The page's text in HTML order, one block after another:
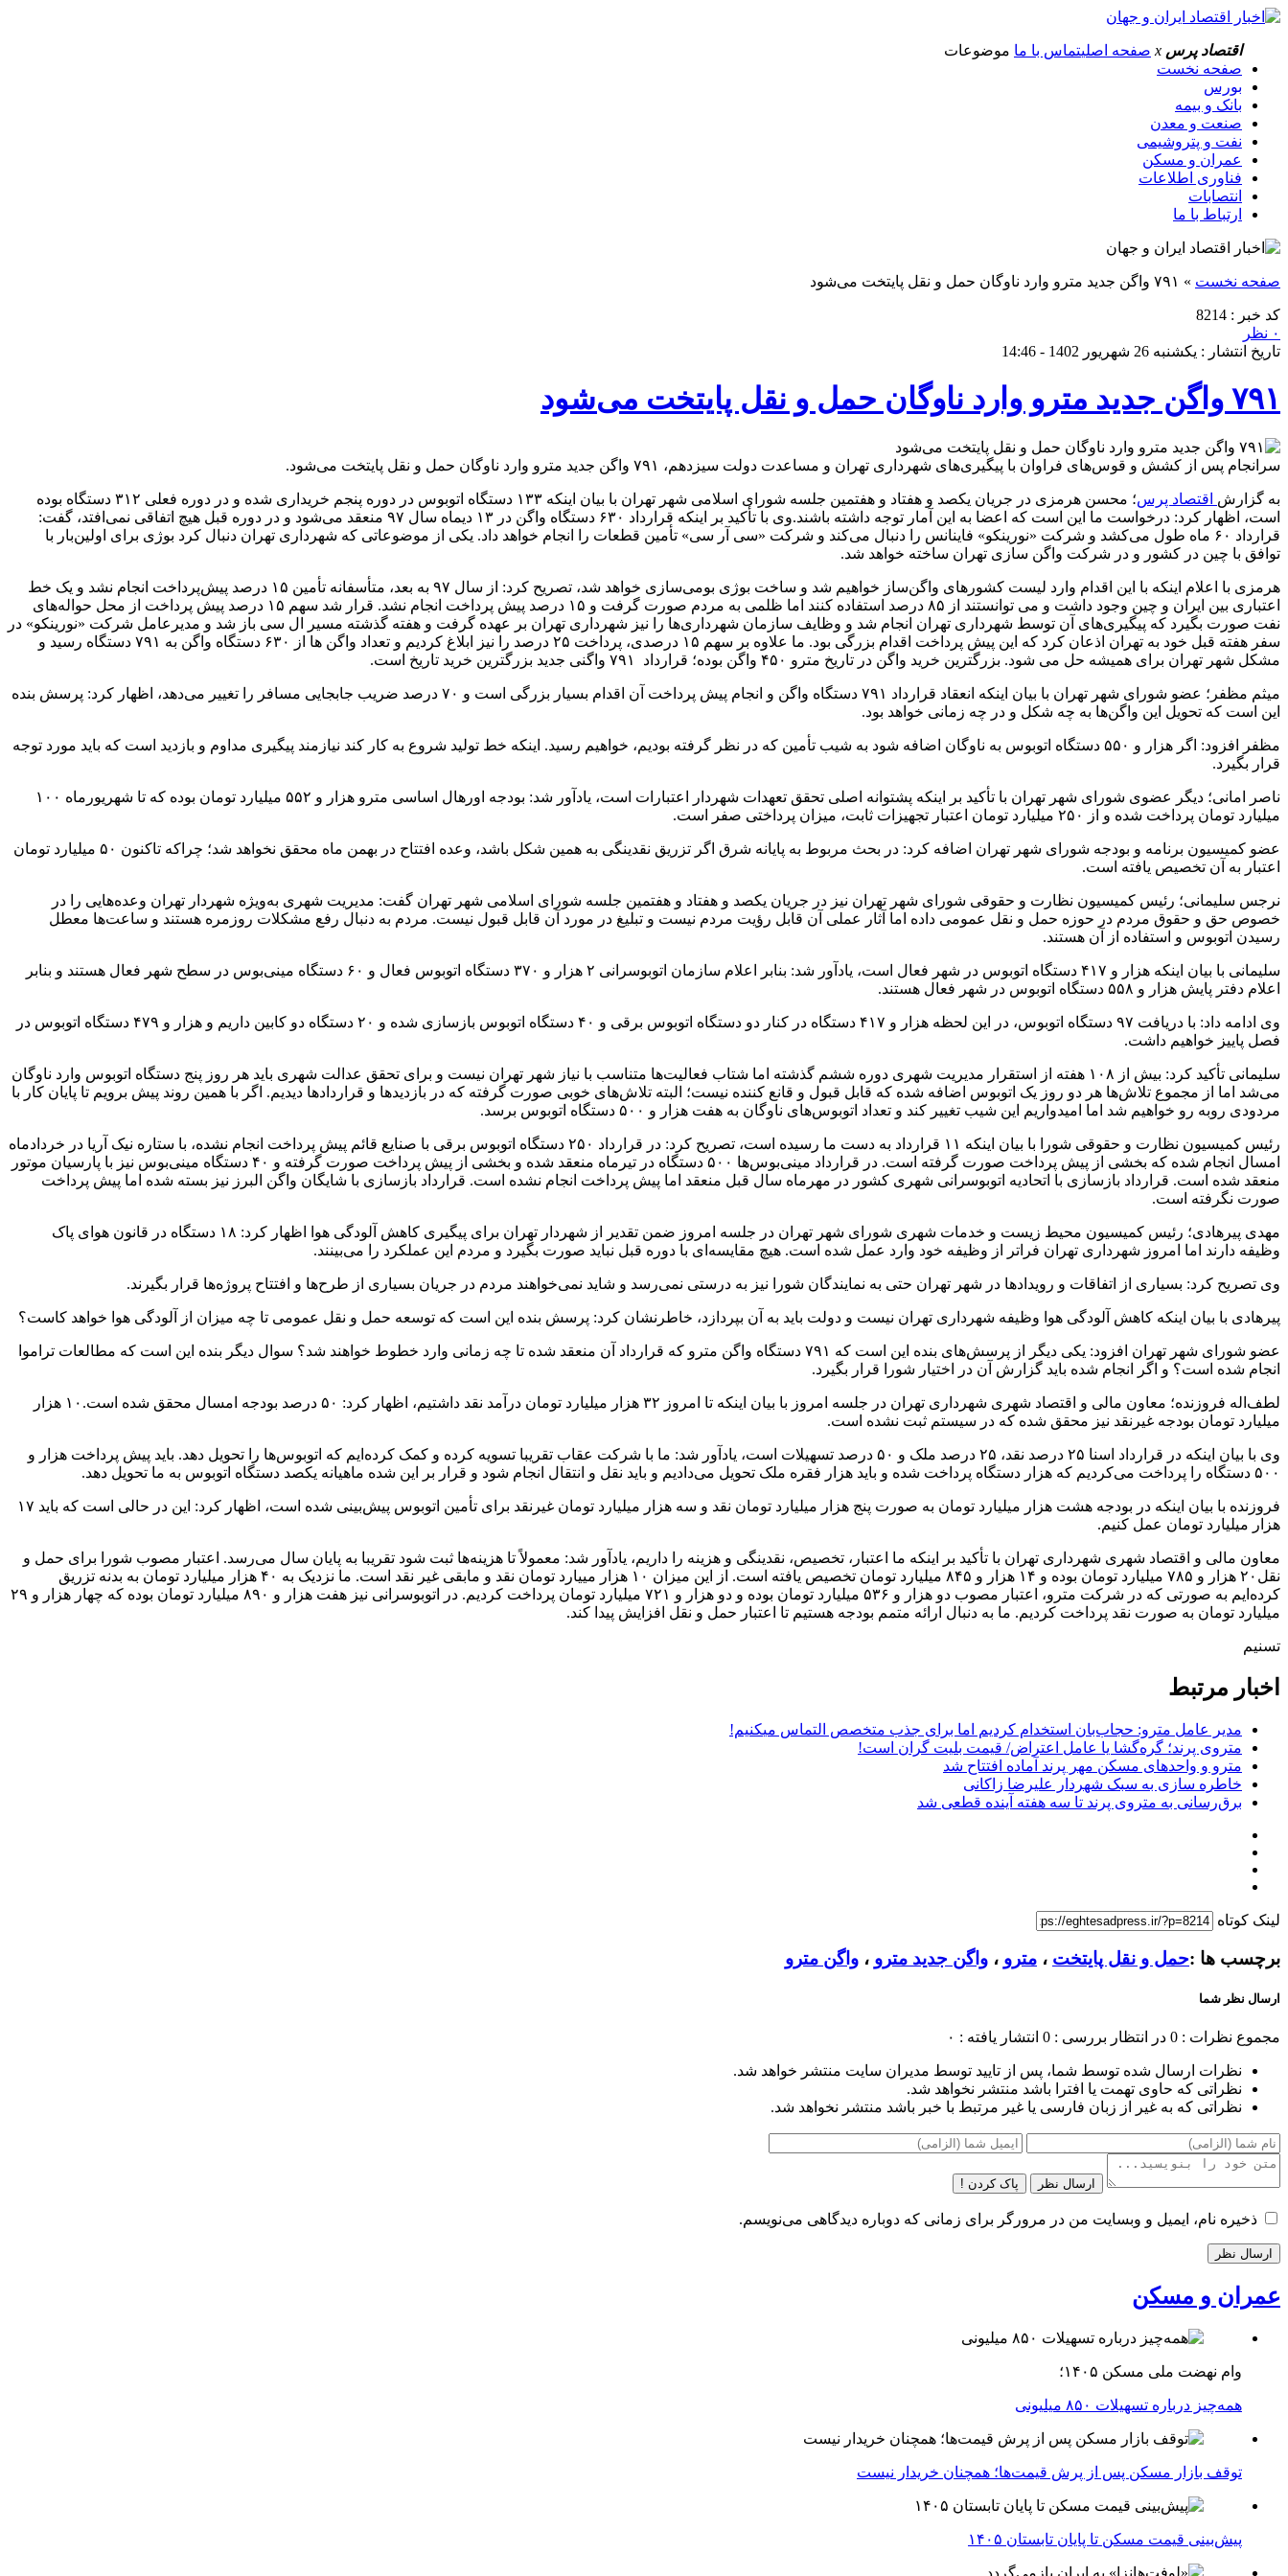
اقتصاد پرس x صفحه اصلیتماس با ما موضوعات
صفحه نخست
بورس
بانک و بیمه
صنعت و معدن
نفت و پتروشیمی
عمران و مسکن
فناوری اطلاعات
انتصابات
ارتباط با ما
صفحه نخست » ۷۹۱ واگن جدید مترو وارد ناوگان حمل و نقل پایتخت می‌شود
کد خبر : 8214
۰ نظر
تاریخ انتشار : یکشنبه 26 شهریور 1402 - 14:46
۷۹۱ واگن جدید مترو وارد ناوگان حمل و نقل پایتخت می‌شود
سرانجام پس از کشش و قوس‌های فراوان با پیگیری‌های شهرداری تهران و مساعدت دولت سیزدهم، ۷۹۱ واگن جدید مترو وارد ناوگان حمل و نقل پایتخت می‌شود.
به گزارش اقتصاد پرس
؛ محسن هرمزی در جریان یکصد و هفتاد و هفتمین جلسه شورای اسلامی شهر تهران با بیان اینکه ۱۳۳ دستگاه اتوبوس در دوره پنجم خریداری شده و در دوره فعلی ۳۱۲ دستگاه بوده
است، اظهار کرد: درخواست ما این است که اعضا به این آمار توجه داشته باشند.وی با تأکید بر اینکه قرارداد ۶۳۰ دستگاه واگن در ۱۳ دیماه سال ۹۷ منعقد می‌شود و در دوره قبل هیچ اتفاقی نمی‌افتد، گفت:
قرارداد ۶۰ ماه طول می‌کشد و شرکت «نورینکو» فاینانس را دنبال می‌کند و شرکت «سی آر سی» تأمین قطعات را انجام خواهد داد. یکی از موضوعاتی که شهرداری تهران دنبال کرد بوژی برای اولین‌بار با
توافق با چین در کشور و در شرکت واگن سازی تهران ساخته خواهد شد.
هرمزی با اعلام اینکه با این اقدام وارد لیست کشورهای واگن‌ساز خواهیم شد و ساخت بوژی بومی‌سازی خواهد شد، تصریح کرد: از سال ۹۷ به بعد، متأسفانه تأمین ۱۵ درصد پیش‌پرداخت انجام نشد و یک خط
اعتباری بین ایران و چین وجود داشت و می توانستند از ۸۵ درصد استفاده کنند اما ظلمی به مردم صورت گرفت و ۱۵ درصد پیش پرداخت انجام نشد. قرار شد سهم ۱۵ درصد پیش پرداخت از محل حواله‌های
نفت صورت بگیرد که پیگیری‌های آن توسط شهرداری تهران انجام شد و وظایف سازمان شهرداری‌ها را نیز شهرداری تهران بر عهده گرفت و هفته گذشته مسیر ال سی باز شد و مدیرعامل شرکت «نورینکو» در
سفر هفته قبل خود به تهران اذعان کرد که این پیش پرداخت اقدام بزرگی بود. ما علاوه بر سهم ۱۵ درصدی، پرداخت ۲۵ درصد را نیز ابلاغ کردیم و تعداد واگن ها از ۶۳۰ دستگاه واگن به ۷۹۱ دستگاه رسید و
مشکل شهر تهران برای همیشه حل می شود. بزرگترین خرید واگن در تاریخ مترو ۴۵۰ واگن بوده؛ قرارداد ۷۹۱ واگنی جدید بزرگترین خرید تاریخ است.
میثم مظفر؛ عضو شورای شهر تهران با بیان اینکه انعقاد قرارداد ۷۹۱ دستگاه واگن و انجام پیش پرداخت آن اقدام بسیار بزرگی است و ۷۰ درصد ضریب جابجایی مسافر را تغییر می‌دهد، اظهار کرد: پرسش بنده
این است که تحویل این واگن‌ها به چه شکل و در چه زمانی خواهد بود.
مظفر افزود: اگر هزار و ۵۵۰ دستگاه اتوبوس به ناوگان اضافه شود به شیب تأمین که در نظر گرفته بودیم، خواهیم رسید. اینکه خط تولید شروع به کار کند نیازمند پیگیری مداوم و بازدید است که باید مورد توجه
قرار بگیرد.
ناصر امانی؛ دیگر عضوی شورای شهر تهران با تأکید بر اینکه پشتوانه اصلی تحقق تعهدات شهردار اعتبارات است، یادآور شد: بودجه اورهال اساسی مترو هزار و ۵۵۲ میلیارد تومان بوده که تا شهریورماه ۱۰۰
میلیارد تومان پرداخت شده و از ۲۵۰ میلیارد تومان اعتبار تجهیزات ثابت، میزان پرداختی صفر است.
عضو کمیسیون برنامه و بودجه شورای شهر تهران اضافه کرد: در بحث مربوط به پایانه شرق اگر تزریق نقدینگی به همین شکل باشد، وعده افتتاح در بهمن ماه محقق نخواهد شد؛ چراکه تاکنون ۵۰ میلیارد تومان
اعتبار به آن تخصیص یافته است.
نرجس سلیمانی؛ رئیس کمیسیون نظارت و حقوقی شورای شهر تهران نیز در جریان یکصد و هفتاد و هفتمین جلسه شورای اسلامی شهر تهران گفت: مدیریت شهری به‌ویژه شهردار تهران وعده‌هایی را در
خصوص حق و حقوق مردم در حوزه حمل و نقل عمومی داده اما آثار عملی آن قابل رؤیت مردم نیست و تبلیغ در مورد آن قابل قبول نیست. مردم به دنبال رفع مشکلات روزمره هستند و ساعت‌ها معطل
رسیدن اتوبوس و استفاده از آن هستند.
سلیمانی با بیان اینکه هزار و ۴۱۷ دستگاه اتوبوس در شهر فعال است، یادآور شد: بنابر اعلام سازمان اتوبوسرانی ۲ هزار و ۳۷۰ دستگاه اتوبوس فعال و ۶۰ دستگاه مینی‌بوس در سطح شهر فعال هستند و بنابر
اعلام دفتر پایش هزار و ۵۵۸ دستگاه اتوبوس در شهر فعال هستند.
وی ادامه داد: با دریافت ۹۷ دستگاه اتوبوس، در این لحظه هزار و ۴۱۷ دستگاه در کنار دو دستگاه اتوبوس برقی و ۴۰ دستگاه اتوبوس بازسازی شده و ۲۰ دستگاه دو کابین داریم و هزار و ۴۷۹ دستگاه اتوبوس در
فصل پاییز خواهیم داشت.
سلیمانی تأکید کرد: بیش از ۱۰۸ هفته از استقرار مدیریت شهری دوره ششم گذشته اما شتاب فعالیت‌ها متناسب با نیاز شهر تهران نیست و برای تحقق عدالت شهری باید هر روز پنج دستگاه اتوبوس وارد ناوگان
می‌شد اما از مجموع تلاش‌ها هر دو روز یک اتوبوس اضافه شده که قابل قبول و قانع کننده نیست؛ البته تلاش‌های خوبی صورت گرفته که در بازدیدها و قراردادها دیدیم. اگر با همین روند پیش برویم تا پایان کار با
مردودی روبه رو خواهیم شد اما امیدواریم این شیب تغییر کند و تعداد اتوبوس‌های ناوگان به هفت هزار و ۵۰۰ دستگاه اتوبوس برسد.
رئیس کمیسیون نظارت و حقوقی شورا با بیان اینکه ۱۱ قرارداد به دست ما رسیده است، تصریح کرد: در قرارداد ۲۵۰ دستگاه اتوبوس برقی با صنایع قائم پیش پرداخت انجام نشده، با ستاره نیک آریا در خردادماه
امسال انجام شده که بخشی از پیش پرداخت صورت گرفته است. در قرارداد مینی‌بوس‌ها ۵۰۰ دستگاه در تیرماه منعقد شده و بخشی از پیش پرداخت صورت گرفته و ۴۰ دستگاه مینی‌بوس نیز با پارسیان موتور
منعقد شده است. قرارداد بازسازی با اتحادیه اتوبوسرانی شهری کشور در مهرماه سال قبل منعقد اما پیش پرداخت انجام نشده است. قرارداد بازسازی با شایگان واگن البرز نیز بسته شده اما پیش پرداخت
صورت نگرفته است.
مهدی پیرهادی؛ رئیس کمیسیون محیط زیست و خدمات شهری شورای شهر تهران در جلسه امروز ضمن تقدیر از شهردار تهران برای پیگیری کاهش آلودگی هوا اظهار کرد: ۱۸ دستگاه در قانون هوای پاک
وظیفه دارند اما امروز شهرداری تهران فراتر از وظیفه خود وارد عمل شده است. هیچ مقایسه‌ای با دوره قبل نباید صورت بگیرد و مردم این عملکرد را می‌بینند.
وی تصریح کرد: بسیاری از اتفاقات و رویدادها در شهر تهران حتی به نمایندگان شورا نیز به درستی نمی‌رسد و شاید نمی‌خواهند مردم در جریان بسیاری از طرح‌ها و افتتاح پروژه‌ها قرار بگیرند.
پیرهادی با بیان اینکه کاهش آلودگی هوا وظیفه شهرداری تهران نیست و دولت باید به آن بپردازد، خاطرنشان کرد: پرسش بنده این است که توسعه حمل و نقل عمومی تا چه میزان از آلودگی هوا خواهد کاست؟
عضو شورای شهر تهران افزود: یکی دیگر از پرسش‌های بنده این است که ۷۹۱ دستگاه واگن مترو که قرارداد آن منعقد شده تا چه زمانی وارد خطوط خواهند شد؟ سوال دیگر بنده این است که مطالعات تراموا
انجام شده است؟ و اگر انجام شده باید گزارش آن در اختیار شورا قرار بگیرد.
لطف‌اله فروزنده؛ معاون مالی و اقتصاد شهری شهرداری تهران در جلسه امروز با بیان اینکه تا امروز ۳۲ هزار میلیارد تومان درآمد نقد داشتیم، اظهار کرد: ۵۰ درصد بودجه امسال محقق شده است.۱۰ هزار
میلیارد تومان بودجه غیرنقد نیز محقق شده که در سیستم ثبت نشده است.
وی با بیان اینکه در قرارداد اسنا ۲۵ درصد نقد، ۲۵ درصد ملک و ۵۰ درصد تسهیلات است، یادآور شد: ما با شرکت عقاب تقریبا تسویه کرده و کمک کرده‌ایم که اتوبوس‌ها را تحویل دهد. باید پیش پرداخت هزار و
۵۰۰ دستگاه را پرداخت می‌کردیم که هزار دستگاه پرداخت شده و باید هزار فقره ملک تحویل می‌دادیم و باید نقل و انتقال انجام شود و قرار بر این شده ماهیانه یکصد دستگاه اتوبوس به ما تحویل دهد.
فروزنده با بیان اینکه در بودجه هشت هزار میلیارد تومان به صورت پنج هزار میلیارد تومان نقد و سه هزار میلیارد تومان غیرنقد برای تأمین اتوبوس پیش‌بینی شده است، اظهار کرد: این در حالی است که باید ۱۷
هزار میلیارد تومان عمل کنیم.
معاون مالی و اقتصاد شهری شهرداری تهران با تأکید بر اینکه ما اعتبار، تخصیص، نقدینگی و هزینه را داریم، یادآور شد: معمولاً تا هزینه‌ها ثبت شود تقریبا به پایان سال می‌رسد. اعتبار مصوب شورا برای حمل و
نقل۲۰ هزار و ۷۸۵ میلیارد تومان بوده و ۱۴ هزار و ۸۴۵ میلیارد تومان تخصیص یافته است. از این میزان ۱۰ هزار مییارد تومان نقد و مابقی غیر نقد است. ما نزدیک به ۴۰ هزار میلیارد تومان به بدنه تزریق
کرده‌ایم به صورتی که در شرکت مترو، اعتبار مصوب دو هزار و ۵۳۶ میلیارد تومان بوده و دو هزار و ۷۲۱ میلیارد تومان پرداخت کردیم. در اتوبوسرانی نیز هفت هزار و ۸۹۰ میلیارد تومان بوده که چهار هزار و ۲۹
میلیارد تومان به صورت نقد پرداخت کردیم. ما به دنبال ارائه متمم بودجه هستیم تا اعتبار حمل و نقل افزایش پیدا کند.
تسنیم
اخبار مرتبط
مدیر عامل مترو: حجاب‌بان استخدام کردیم اما برای جذب متخصص التماس می‎کنیم!
متروی پرند؛ گره‌گشا یا عامل اعتراض/ قیمت بلیت گران است!
مترو و واحدهای مسکن مهر پرند آماده افتتاح شد
خاطره سازی به سبک شهردار علیرضا زاکانی
برق‌رسانی به متروی پرند تا سه هفته آینده قطعی شد
لینک کوتاه
برچسب ها :حمل و نقل پایتخت ، مترو ، واگن جدید مترو ، واگن مترو
ارسال نظر شما
مجموع نظرات : 0 در انتظار بررسی : 0 انتشار یافته : ۰
نظرات ارسال شده توسط شما، پس از تایید توسط مدیران سایت منتشر خواهد شد.
نظراتی که حاوی تهمت یا افترا باشد منتشر نخواهد شد.
نظراتی که به غیر از زبان فارسی یا غیر مرتبط با خبر باشد منتشر نخواهد شد.
ارسال نظر پاک کردن !
ذخیره نام، ایمیل و وبسایت من در مرورگر برای زمانی که دوباره دیدگاهی می‌نویسم.
عمران و مسکن
وام نهضت ملی مسکن ۱۴۰۵؛
همه‌چیز درباره تسهیلات ۸۵۰ میلیونی
توقف بازار مسکن پس از پرش قیمت‌ها؛ همچنان خریدار نیست
پیش‌بینی قیمت مسکن تا پایان تابستان ۱۴۰۵